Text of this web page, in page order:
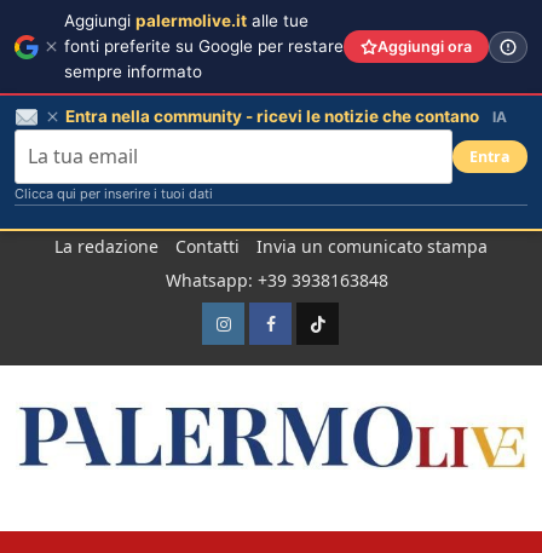
La redazione Contatti
Invia un comunicato stampa
Whatsapp: +39 3938163848
InstagramFacebook
TikTok
Aggiungi palermolive.it alle tue
fonti preferite su Google per restare
sempre informato
Aggiungi ora
Entra nella community - ricevi le notizie che contano IA
Entra
Clicca qui per inserire i tuoi dati